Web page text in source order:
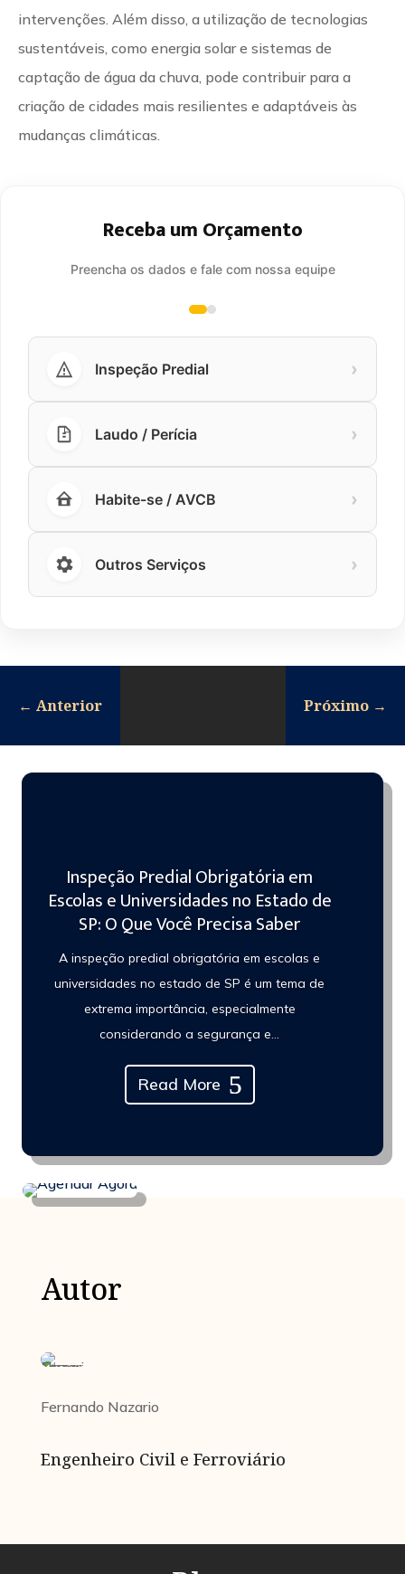
intervenções. Além disso, a utilização de tecnologias
sustentáveis, como energia solar e sistemas de
captação de água da chuva, pode contribuir para a
criação de cidades mais resilientes e adaptáveis às
mudanças climáticas.
Receba um Orçamento
Preencha os dados e fale com nossa equipe
Inspeção Predial ›
Laudo / Perícia ›
Habite-se / AVCB ›
Outros Serviços ›
← Anterior Próximo →
Inspeção Predial Obrigatória em
Escolas e Universidades no Estado de
SP: O Que Você Precisa Saber
A inspeção predial obrigatória em escolas e
universidades no estado de SP é um tema de
extrema importância, especialmente
considerando a segurança e...
Read More
Autor
Fernando Nazario
Engenheiro Civil e Ferroviário